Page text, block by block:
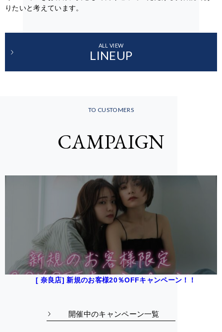
りたいと考えています。
ALL VIEW
LINEUP
TO CUSTOMERS
CAMPAIGN
[ 奈良店] 新規のお客様20％OFFキャンペーン！！
開催中のキャンペーン一覧